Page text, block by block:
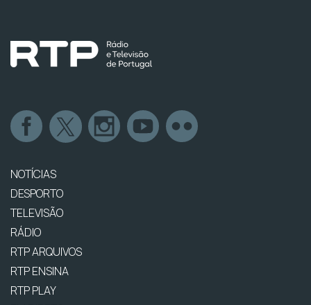
NOTÍCIAS
DESPORTO
TELEVISÃO
RÁDIO
RTP ARQUIVOS
RTP ENSINA
RTP PLAY